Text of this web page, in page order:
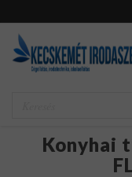
Konyhai